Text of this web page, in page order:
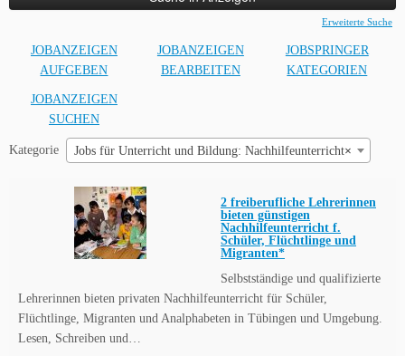
Erweiterte Suche
JOBANZEIGEN
AUFGEBEN
JOBANZEIGEN
BEARBEITEN
JOBSPRINGER
KATEGORIEN
JOBANZEIGEN
SUCHEN
Kategorie ×
Jobs für Unterricht und Bildung: Nachhilfeunterricht
2 freiberufliche Lehrerinnen
bieten günstigen
Nachhilfeunterricht f.
Schüler, Flüchtlinge und
Migranten*
Selbstständige und qualifizierte
Lehrerinnen bieten privaten Nachhilfeunterricht für Schüler,
Flüchtlinge, Migranten und Analphabeten in Tübingen und Umgebung.
Lesen, Schreiben und…